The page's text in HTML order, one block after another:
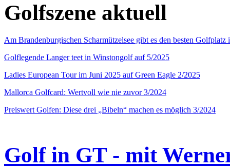
Golfszene aktuell
Am Brandenburgischen Scharmützelsee gibt es den besten
Golflegende Langer teet in Winstongolf auf 5/2025
Ladies European Tour im Juni 2025 auf Green Eagle 2/2025
Mallorca Golfcard: Wertvoll wie nie zuvor 3/2024
Preiswert Golfen: Diese drei „Bibeln“ machen es möglich 3/2024
Golf in GT - mit